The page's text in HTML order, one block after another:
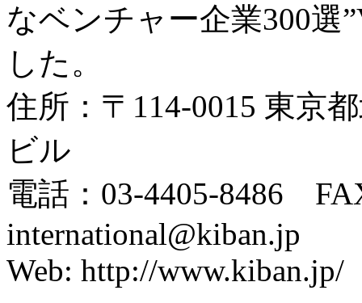
なベンチャー企業300選
した。
住所：〒114-0015 東京
ビル
電話：03-4405-8486
international@kiban.jp
Web: http://www.kiban.jp/